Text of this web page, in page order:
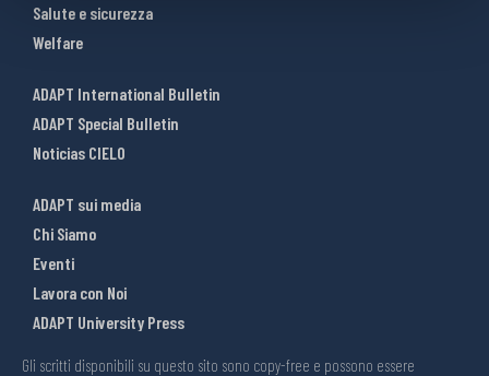
Salute e sicurezza
Welfare
ADAPT International Bulletin
ADAPT Special Bulletin
Noticias CIELO
ADAPT sui media
Chi Siamo
Eventi
Lavora con Noi
ADAPT University Press
Gli scritti disponibili su questo sito sono copy-free e possono essere